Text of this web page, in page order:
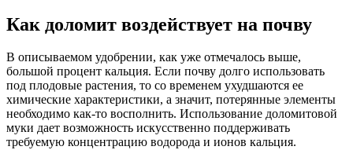
Как доломит воздействует на почву
В описываемом удобрении, как уже отмечалось выше,
большой процент кальция. Если почву долго использовать
под плодовые растения, то со временем ухудшаются ее
химические характеристики, а значит, потерянные элементы
необходимо как-то восполнить. Использование доломитовой
муки дает возможность искусственно поддерживать
требуемую концентрацию водорода и ионов кальция.